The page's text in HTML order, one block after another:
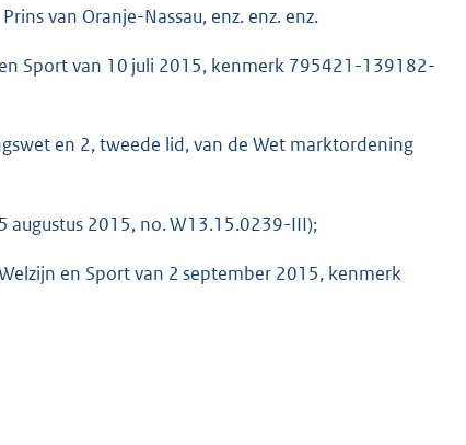
van Oranje-Nassau, enz. enz. enz.
Sport van 10 juli 2015, kenmerk 795421-139182-
en 2, tweede lid, van de Wet marktordening
augustus 2015, no. W13.15.0239-III);
en Sport van 2 september 2015, kenmerk